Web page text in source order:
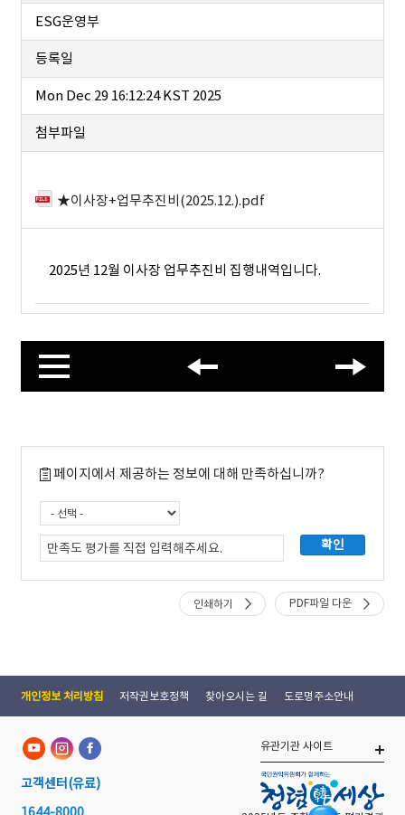
ESG운영부
등록일
Mon Dec 29 16:12:24 KST 2025
첨부파일
★이사장+업무추진비(2025.12.).pdf
2025년 12월 이사장 업무추진비 집행내역입니다.
페이지에서 제공하는 정보에 대해 만족하십니까?
PDF파일 다운
인쇄하기
개인정보 처리방침 저작권보호정책 찾아오시는 길 도로명주소안내
고객센터 (유료)
유관기관 사이트